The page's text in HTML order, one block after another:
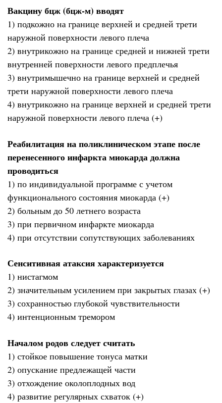
Вакцину бцж (бцж-м) вводят
1) подкожно на границе верхней и средней трети
наружной поверхности левого плеча
2) внутрикожно на границе средней и нижней трети
внутренней поверхности левого предплечья
3) внутримышечно на границе верхней и средней
трети наружной поверхности левого плеча
4) внутрикожно на границе верхней и средней трети
наружной поверхности левого плеча (+)
Реабилитация на поликлиническом этапе после
перенесенного инфаркта миокарда должна
проводиться
1) по индивидуальной программе с учетом
функционального состояния миокарда (+)
2) больным до 50 летнего возраста
3) при первичном инфаркте миокарда
4) при отсутствии сопутствующих заболеваниях
Сенситивная атаксия характеризуется
1) нистагмом
2) значительным усилением при закрытых глазах (+)
3) сохранностью глубокой чувствительности
4) интенционным тремором
Началом родов следует считать
1) стойкое повышение тонуса матки
2) опускание предлежащей части
3) отхождение околоплодных вод
4) развитие регулярных схваток (+)